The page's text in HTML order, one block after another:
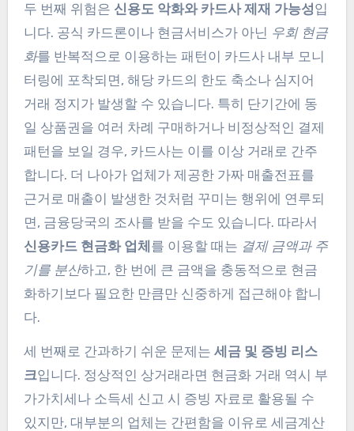
두 번째 위험은 신용도 악화와 카드사 제재 가능성입
니다. 공식 카드론이나 현금서비스가 아닌 우회 현금
화를 반복적으로 이용하는 패턴이 카드사 내부 모니
터링에 포착되면, 해당 카드의 한도 축소나 심지어
거래 정지가 발생할 수 있습니다. 특히 단기간에 동
일 상품권을 여러 차례 구매하거나 비정상적인 결제
패턴을 보일 경우, 카드사는 이를 이상 거래로 간주
합니다. 더 나아가 업체가 제공한 가짜 매출전표를
근거로 매출이 발생한 것처럼 꾸미는 행위에 연루되
면, 금융당국의 조사를 받을 수도 있습니다. 따라서
신용카드 현금화 업체 를 이용할 때는 결제 금액과 주
기를 분산하고, 한 번에 큰 금액을 충동적으로 현금
화하기보다 필요한 만큼만 신중하게 접근해야 합니
다.
세 번째로 간과하기 쉬운 문제는 세금 및 증빙 리스
크입니다. 정상적인 상거래라면 현금화 거래 역시 부
가가치세나 소득세 신고 시 증빙 자료로 활용될 수
있지만, 대부분의 업체는 간편함을 이유로 세금계산